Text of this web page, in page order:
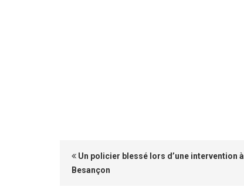
Un policier blessé lors d’une intervention à
Besançon